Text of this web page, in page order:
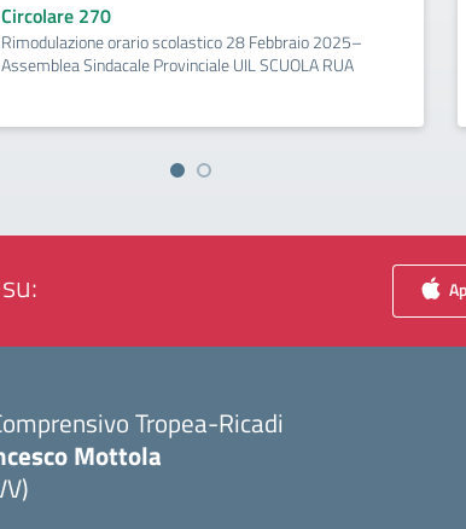
Circolare 270
Rimodulazione orario scolastico 28 Febbraio 2025–
Assemblea Sindacale Provinciale UIL SCUOLA RUA
Tropea-Ricadi
Mottola